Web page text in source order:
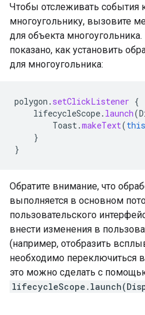
Чтобы отслеживать события
многоугольнику, вызовите
для объекта
показано, как установить
для многоугольника:
polygon . setClickListener {
lifecycleScope. launch(
Toast.makeText(this
}
}
Обратите внимание, что
выполняется в основном
пользовательского
внести изменения в
(например, отобразить
необходимо переключиться
это можно сделать с